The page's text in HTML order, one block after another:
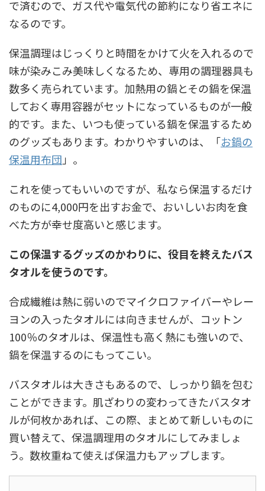
で済むので、ガス代や電気代の節約になり省エネに
なるのです。
保温調理はじっくりと時間をかけて火を入れるので
味が染みこみ美味しくなるため、専用の調理器具も
数多く売られています。加熱用の鍋とその鍋を保温
しておく専用容器がセットになっているものが一般
的です。また、いつも使っている鍋を保温するため
のグッズもあります。わかりやすいのは、「お鍋の
保温用布団 」。
これを使ってもいいのですが、私なら保温するだけ
のものに4,000円を出すお金で、おいしいお肉を食
べた方が幸せ度高いと感じます。
この保温するグッズのかわりに、役目を終えたバス
タオルを使うのです。
合成繊維は熱に弱いのでマイクロファイバーやレー
ヨンの入ったタオルには向きませんが、コットン
100％のタオルは、保温性も高く熱にも強いので、
鍋を保温するのにもってこい。
バスタオルは大きさもあるので、しっかり鍋を包む
ことができます。肌ざわりの変わってきたバスタオ
ルが何枚かあれば、この際、まとめて新しいものに
買い替えて、保温調理用のタオルにしてみましょ
う。数枚重ねて使えば保温力もアップします。